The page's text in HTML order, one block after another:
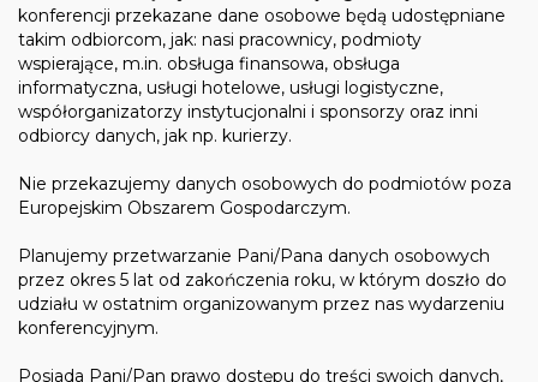
konferencji przekazane dane osobowe będą udostępniane
takim odbiorcom, jak: nasi pracownicy, podmioty
wspierające, m.in. obsługa finansowa, obsługa
informatyczna, usługi hotelowe, usługi logistyczne,
współorganizatorzy instytucjonalni i sponsorzy oraz inni
odbiorcy danych, jak np. kurierzy.
Nie przekazujemy danych osobowych do podmiotów poza
Europejskim Obszarem Gospodarczym.
Planujemy przetwarzanie Pani/Pana danych osobowych
przez okres 5 lat od zakończenia roku, w którym doszło do
udziału w ostatnim organizowanym przez nas wydarzeniu
konferencyjnym.
Posiada Pani/Pan prawo dostępu do treści swoich danych,